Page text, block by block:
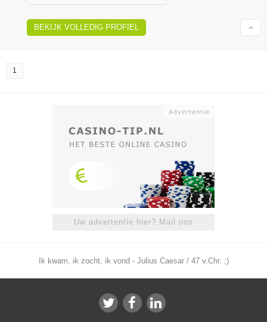
BEKIJK VOLLEDIG PROFIEL
1
Uw advertentie hier? Mail ons
Ik kwam, ik zocht, ik vond - Julius Caesar / 47 v.Chr. ;)